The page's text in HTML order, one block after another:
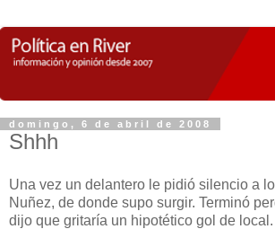
domingo, 6 de abril de 2008
Shhh
Una vez un delantero le pidió silencio a
Nuñez, de donde supo surgir. Terminó
dijo que gritaría un hipotético gol de local.